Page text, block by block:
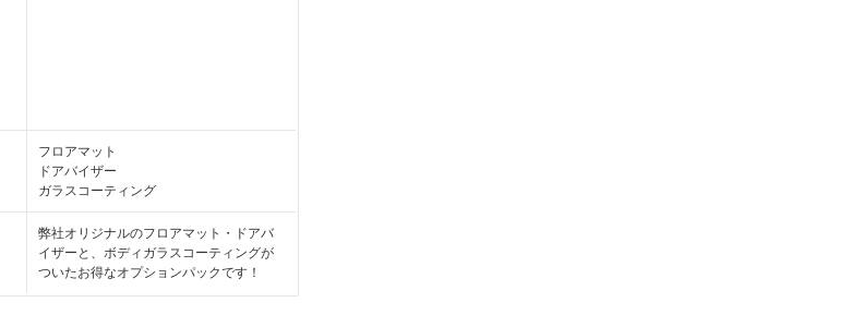
フロアマット
ドアバイザー
ガラスコーティング
弊社オリジナルのフロアマット・ドアバ
イザーと、ボディガラスコーティングが
ついたお得なオプションパックです！